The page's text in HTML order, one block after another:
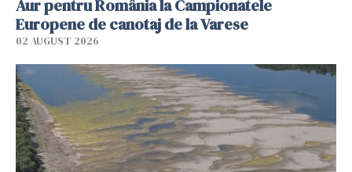
Aur pentru România la Campionatele
Europene de canotaj de la Varese
02 AUGUST 2026